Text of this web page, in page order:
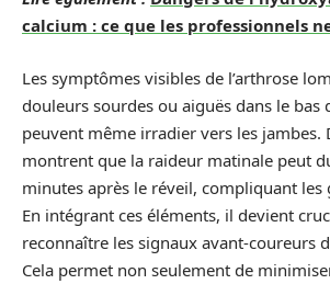
calcium : ce que les professionnels
Les symptômes visibles de l’arthrose
douleurs sourdes ou aiguës dans le bas
peuvent même irradier vers les jambes.
montrent que la raideur matinale peut
minutes après le réveil, compliquant les
En intégrant ces éléments, il devient
reconnaître les signaux avant-coureurs
Cela permet non seulement de